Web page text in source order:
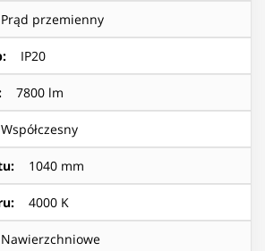
Prąd przemienny
: IP20
7800 lm
Współczesny
: 1040 mm
: 4000 K
Nawierzchniowe